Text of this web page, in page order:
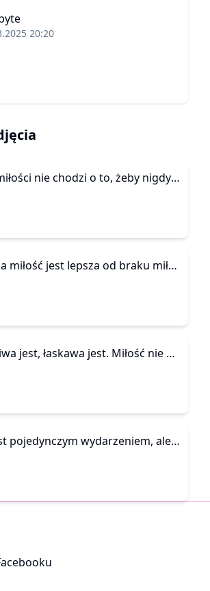
20:20
„Czasami w miłości nie chodzi o to, żeby nigdy nie rezygnować, ale o to, żeby mieć pewność, że zanim się poddałaś, zrobiłaś wszystko co było w twojej mocy.”
Nawet dziwna miłość jest lepsza od braku miłości.
Miłość cierpliwa jest, łaskawa jest. Miłość nie zazdrości, nie szuka poklasku, nie unosi się pychą; nie jest bezwstydna, nie szuka swego, nie unosi się gniewem, nie pamięta złego; nie cieszy się z niesprawiedliwości, lecz współweseli się z prawdą. Wszystk
Miłość nie jest pojedynczym wydarzeniem, ale klimatem, w którym żyjemy, przygodą życia, podczas której uczymy się, odkrywamy, dorastamy. Nie da się jej zniszczyć jedną pomyłką ani dobyć jednym ciepłym słowem. Miłość tworzy atmosferę - atmosferę serca